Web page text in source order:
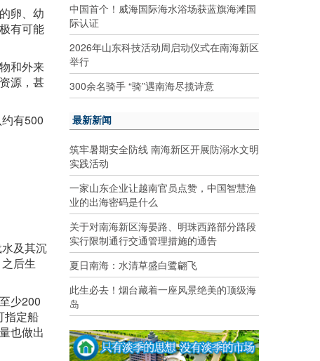
卵、幼
有可能
和外来
源，甚
有500
及其沉
后生
少200
指定船
也做出
中国首个！威海国际海水浴场获蓝旗海滩国
际认证
2026年山东科技活动周启动仪式在南海新区
举行
300余名骑手 “骑”遇南海尽揽诗意
最新新闻
筑牢暑期安全防线 南海新区开展防溺水文明
实践活动
一家山东企业让越南官员点赞，中国智慧渔
业的出海密码是什么
关于对南海新区海晏路、明珠西路部分路段
实行限制通行交通管理措施的通告
夏日南海：水清草盛白鹭翩飞
此生必去！烟台藏着一座风景绝美的顶级海
岛